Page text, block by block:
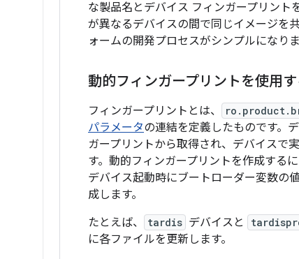
な製品名とデバイス フィンガープリント
が異なるデバイスの間で同じイメージを
ォームの開発プロセスがシンプルになりま
動的フィンガープリントを使用す
フィンガープリントとは、
パラメータの連結を定義したものです。
ガープリントから取得され、デバイスで
す。 動的フィンガープリントを作成する
デバイス起動時にブートローダー変数の
成します。
たとえば、
tardis デバイスと
に各ファイルを更新します。